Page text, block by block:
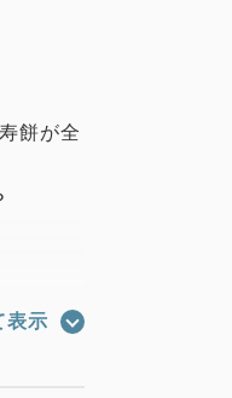
餅が全
お渡し
表示